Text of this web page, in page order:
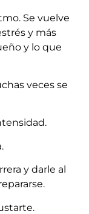
Se vuelve
y más
y lo que
veces se
y darle al